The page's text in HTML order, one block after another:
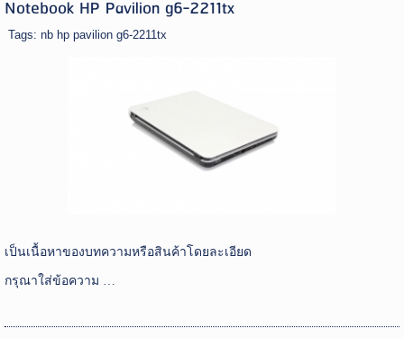
Notebook HP Pavilion g6-2211tx
Tags: nb hp pavilion g6-2211tx
เป็นเนื้อหาของบทความหรือสินค้าโดยละเอียด
กรุณาใส่ข้อความ …